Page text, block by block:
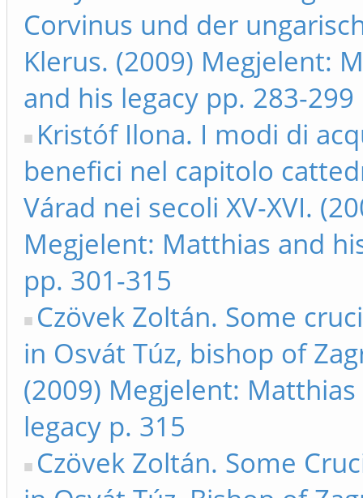
Corvinus und der
Klerus. (2009) Megjelent:
and his legacy pp. 283-299
Kristóf Ilona. I modi di
benefici nel capitolo
Várad nei secoli XV-XVI.
Megjelent: Matthias and
pp. 301-315
Czövek Zoltán. Some
in Osvát Túz, bishop of
(2009) Megjelent:
legacy p. 315
Czövek Zoltán. Some